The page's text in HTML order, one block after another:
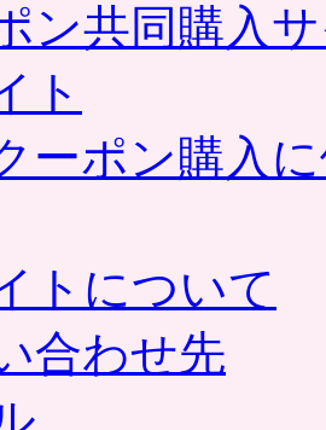
ン共同購入
ト
ーポン購入
トについて
合わせ先